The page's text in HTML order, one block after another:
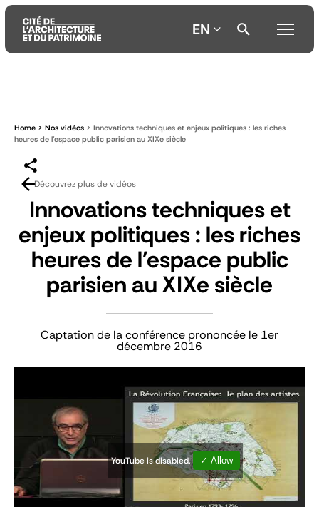
contenu
principal
menu
principal
recherche
EN
Home Nos vidéos
Innovations techniques et enjeux politiques : les riches
heures de l'espace public parisien au XIXe siècle
Découvrez plus de vidéos
Innovations techniques et
enjeux politiques : les riches
heures de l'espace public
parisien au XIXe siècle
Captation de la conférence prononcée le 1er
décembre 2016
YouTube is disabled. ✓ Allow